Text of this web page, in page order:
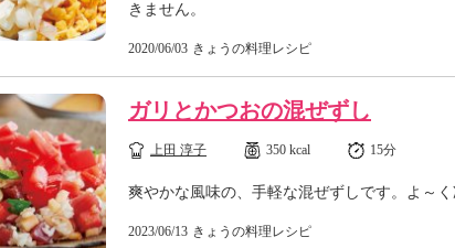
きません。
2020/06/03 きょうの料理レシピ
ガリとかつおの混ぜずし
上田 淳子 350 kcal 15分
爽やかな風味の、手軽な混ぜずしです。よ～
2023/06/13 きょうの料理レシピ